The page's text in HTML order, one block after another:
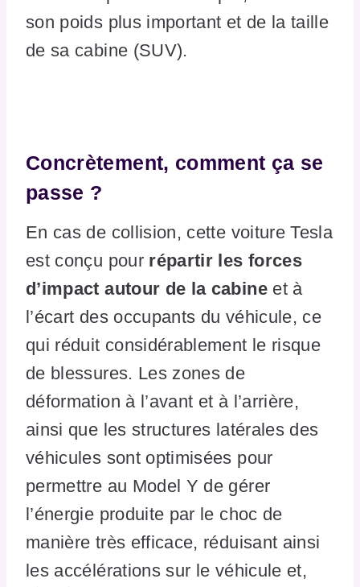
son poids plus important et de la taille
de sa cabine (SUV).
Concrètement, comment ça se
passe ?
En cas de collision, cette voiture Tesla
est conçu pour répartir les forces
d’impact autour de la cabineet à
l’écart des occupants du véhicule, ce
qui réduit considérablement le risque
de blessures. Les zones de
déformation à l’avant et à l’arrière,
ainsi que les structures latérales des
véhicules sont optimisées pour
permettre au Model Y de gérer
l’énergie produite par le choc de
manière très efficace, réduisant ainsi
les accélérations sur le véhicule et,